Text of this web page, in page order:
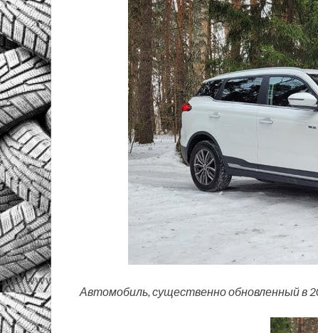
Автомобиль, существенно обновленный в